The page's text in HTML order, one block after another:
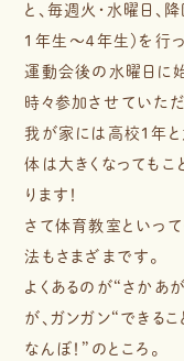
と、毎週火・水曜日、
１年生～４年生）を行
運動会後の水曜日に
時々参加させていた
我が家には高校１年
体は大きくなってもこ
ります！
さて体育教室といっ
法もさまざまです。
よくあるのが“さかあ
が、ガンガン“できる
なんぼ！”のところ。